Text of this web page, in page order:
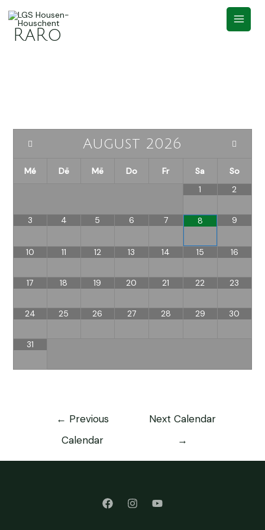
RaRo
August 2026
Mé Dë Më Do Fr Sa
So
1
2
3 4 5 6 7 8 9
10 11 12 13 14 15 16
17 18 19 20 21 22 23
24 25 26 27 28 29 30
31
← Previous
Calendar
Next Calendar
→